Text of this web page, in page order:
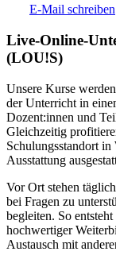
E-Mail schreiben
Live-​Online-
(LOU!S)
Unsere Kurse
der Unterricht in
Dozent:innen und
Gleichzeitig
Schulungsstandort
Ausstattung
Vor Ort stehen
bei Fragen zu
begleiten. So
hochwertiger
Austausch mit